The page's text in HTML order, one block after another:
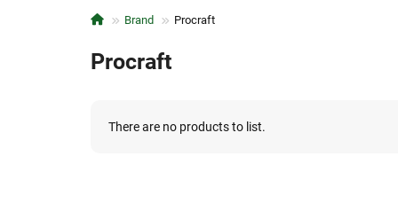
Brand Procraft
Procraft
There are no products to list.